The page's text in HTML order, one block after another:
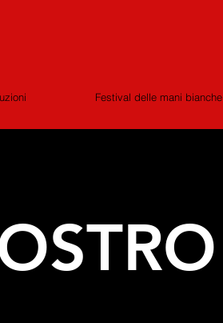
Festival delle mani bianche